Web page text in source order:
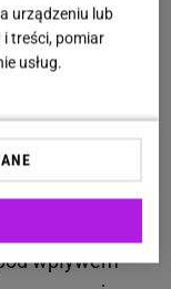
całej
komplet
jest otwarta
liści,
wpływem
urządzeniu lub
treści, pomiar
usług.